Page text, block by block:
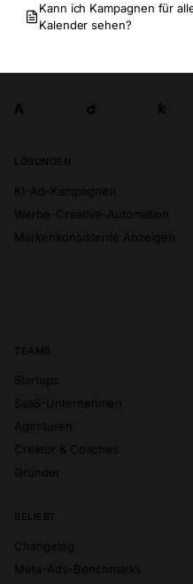
Kann ich Kampagnen für
Kalender sehen?
A d k
LÖSUNGEN
KI-Ad-Kampagnen
Werbe-Creative-Automation
Markenkonsistente Anzeigen
TEAMS
Startups
SaaS-Unternehmen
Agenturen
Creator & Coaches
Gründer
BELIEBT
Changelog
Meta-Ads-Benchmarks